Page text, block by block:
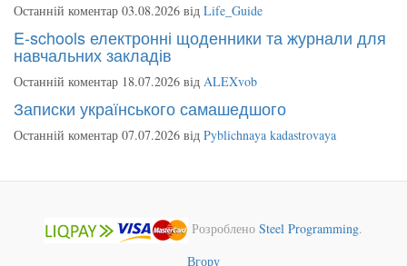
Останній коментар 03.08.2026 від Life_Guide
E-schools електронні щоденники та журнали для
навчальних закладів
Останній коментар 18.07.2026 від ALEXvob
Записки українського самашедшого
Останній коментар 07.07.2026 від Pyblichnaya kadastrovaya
Розроблено Steel Programming.
Вгору